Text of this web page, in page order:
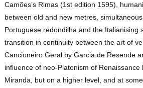
Camões’s Rimas (1st edition 1595),
between old and new metres,
Portuguese redondilha and the Italianising
transition in continuity between the art of
Cancioneiro Geral by Garcia de Resende
influence of neo-Platonism of Renaissance
Miranda, but on a higher level, and at